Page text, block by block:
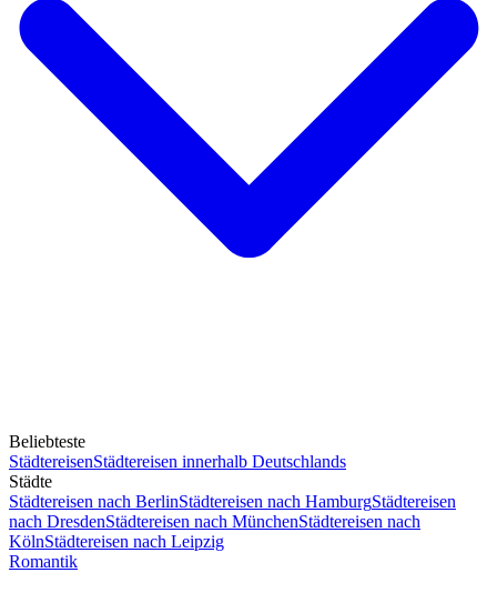
Beliebteste
StädtereisenStädtereisen innerhalb Deutschlands
Städte
Städtereisen nach BerlinStädtereisen nach HamburgStädtereisen
nach DresdenStädtereisen nach MünchenStädtereisen nach
KölnStädtereisen nach Leipzig
Romantik